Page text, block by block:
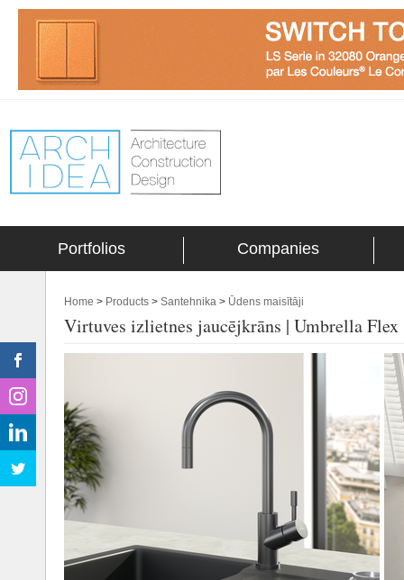
Portfolios Companies
Home > Products > Santehnika > Ūdens maisītāji
Virtuves izlietnes jaucējkrāns | Umbrella Flex